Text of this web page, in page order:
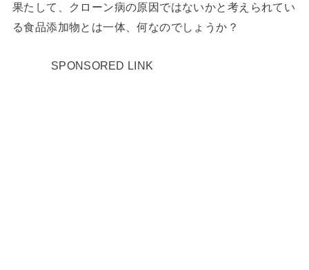
果たして、クローン病の原因ではないかと考えられてい
る食品添加物とは一体、何なのでしょうか？
SPONSORED LINK